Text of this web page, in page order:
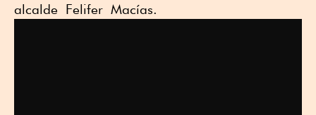
alcalde Felifer Macías.